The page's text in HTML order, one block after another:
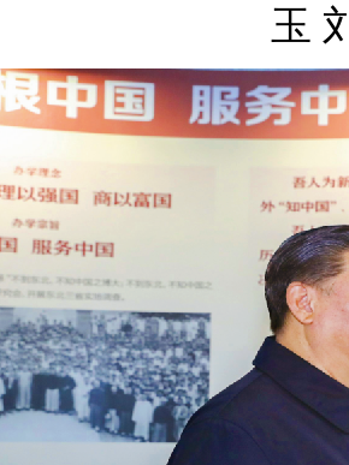
玉